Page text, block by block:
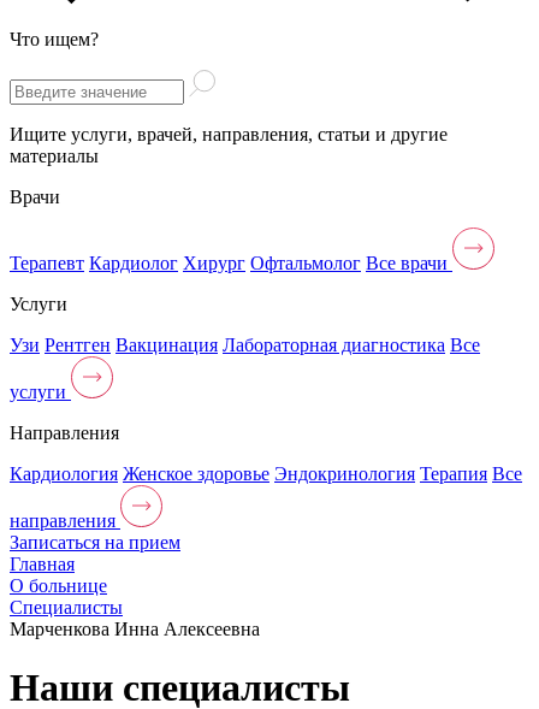
Что ищем?
Ищите услуги, врачей, направления, статьи и другие
материалы
Врачи
Терапевт Кардиолог Хирург Офтальмолог Все врачи
Услуги
Узи Рентген Вакцинация Лабораторная диагностика Все
услуги
Направления
Кардиология Женское здоровье Эндокринология Терапия Все
направления
Записаться на прием
Главная
О больнице
Специалисты
Марченкова Инна Алексеевна
Наши специалисты